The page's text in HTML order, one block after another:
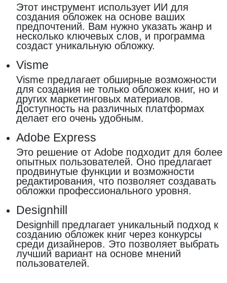
Этот инструмент использует ИИ для
создания обложек на основе ваших
предпочтений. Вам нужно указать жанр и
несколько ключевых слов, и программа
создаст уникальную обложку.
Visme
Visme предлагает обширные возможности
для создания не только обложек книг, но и
других маркетинговых материалов.
Доступность на различных платформах
делает его очень удобным.
Adobe Express
Это решение от Adobe подходит для более
опытных пользователей. Оно предлагает
продвинутые функции и возможности
редактирования, что позволяет создавать
обложки профессионального уровня.
Designhill
Designhill предлагает уникальный подход к
созданию обложек книг через конкурсы
среди дизайнеров. Это позволяет выбрать
лучший вариант на основе мнений
пользователей.